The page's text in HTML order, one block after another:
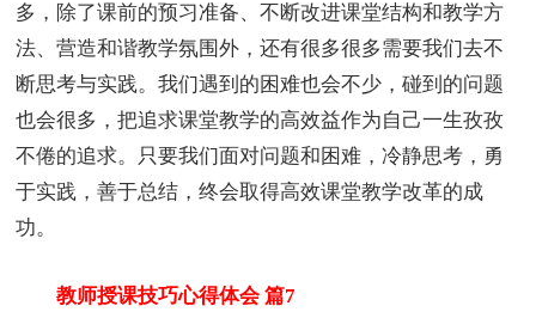
多，除了课前的预习准备、不断改进课堂结构和教学方
法、营造和谐教学氛围外，还有很多很多需要我们去不
断思考与实践。我们遇到的困难也会不少，碰到的问题
也会很多，把追求课堂教学的高效益作为自己一生孜孜
不倦的追求。只要我们面对问题和困难，冷静思考，勇
于实践，善于总结，终会取得高效课堂教学改革的成
功。
教师授课技巧心得体会 篇7